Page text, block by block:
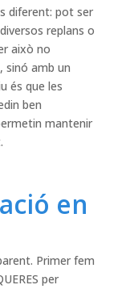
diferent: pot ser
replans o
això no
sinó amb un
és que les
ben
mantenir
en
Primer fem
per